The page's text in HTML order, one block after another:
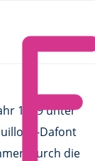
1929 unter
Dafont
durch die